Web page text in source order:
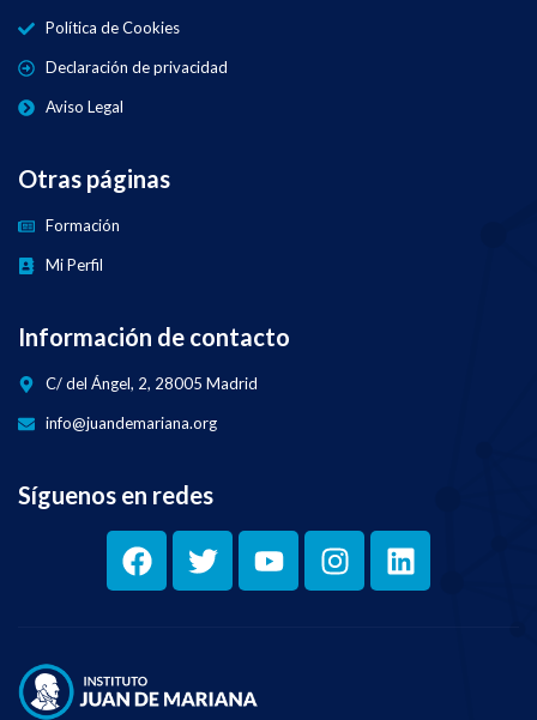
Política de Cookies
Declaración de privacidad
Aviso Legal
Otras páginas
Formación
Mi Perfil
Información de contacto
C/ del Ángel, 2, 28005 Madrid
info@juandemariana.org
Síguenos en redes